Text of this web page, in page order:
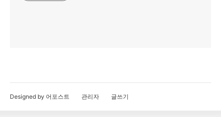
Designed by 어포스트 관리자 글쓰기